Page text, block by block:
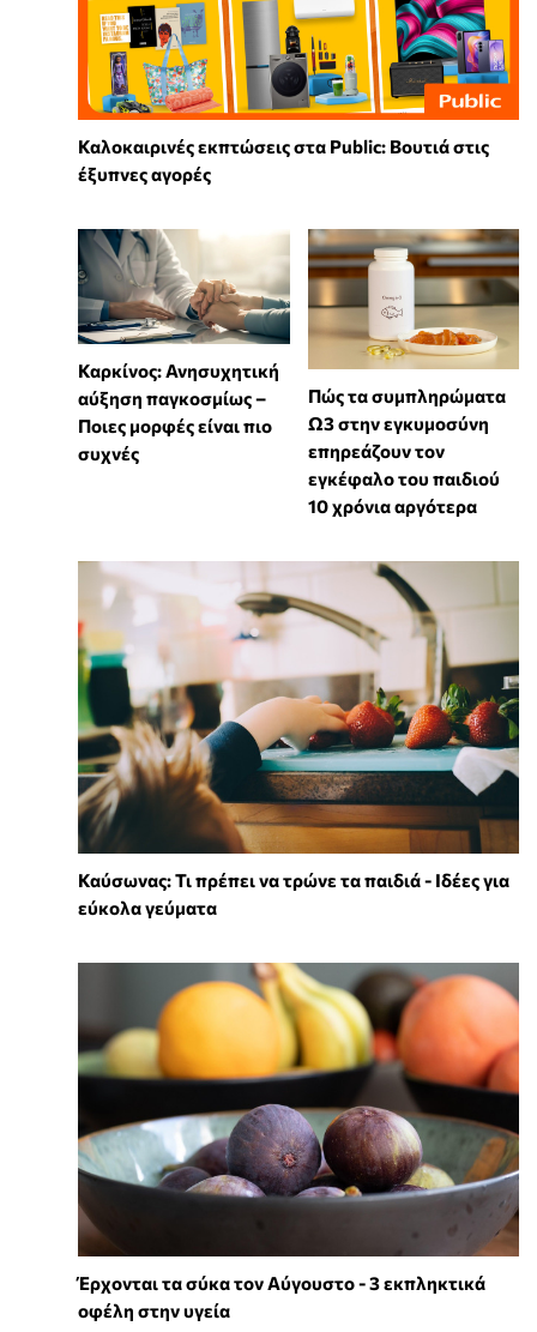
Καλοκαιρινές εκπτώσεις στα Public: Βουτιά στις
έξυπνες αγορές
Καρκίνος: Ανησυχητική
αύξηση παγκοσμίως –
Ποιες μορφές είναι πιο
συχνές
Πώς τα συμπληρώματα
Ω3 στην εγκυμοσύνη
επηρεάζουν τον
εγκέφαλο του παιδιού
10 χρόνια αργότερα
Καύσωνας: Τι πρέπει να τρώνε τα παιδιά - Ιδέες για
εύκολα γεύματα
Έρχονται τα σύκα τον Αύγουστο - 3 εκπληκτικά
οφέλη στην υγεία